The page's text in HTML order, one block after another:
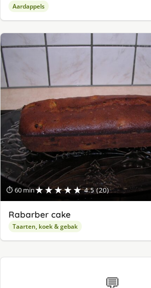
Aardappels
⏱ 60 min★★★★★ 4.5 (20)
Rabarber cake
Taarten, koek & gebak
💬